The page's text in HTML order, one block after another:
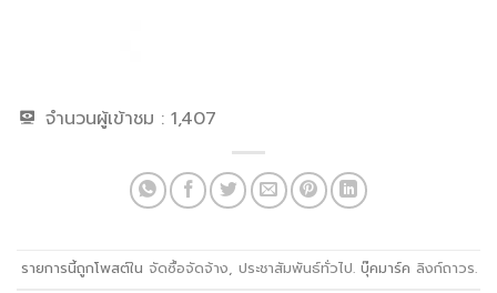
จำนวนผู้เข้าชม : 1,407
รายการนี้ถูกโพสต์ใน จัดซื้อจัดจ้าง, ประชาสัมพันธ์ทั่วไป. บุ๊คมาร์ค ลิงก์ถาวร.